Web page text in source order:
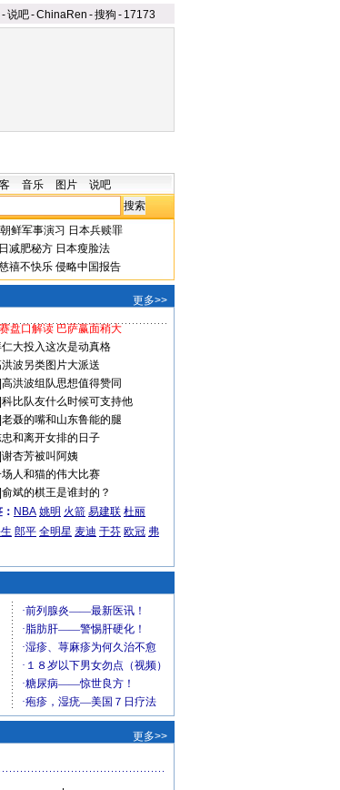
-说吧-ChinaRen -搜狗 - 17173
音乐 图片 说吧
朝鲜军事演习 日本兵赎罪
减肥秘方 日本瘦脸法
禧不快乐 侵略中国报告
更多>>
盘口解读 巴萨赢面稍大
大投入这次是动真格
波另类图片大派送
高洪波组队思想值得赞同
科比队友什么时候可支持他
老聂的嘴和山东鲁能的腿
忠和离开女排的日子
谢杏芳被叫阿姨
人和猫的伟大比赛
俞斌的棋王是谁封的？
NBA 姚明 火箭 易建联 杜丽
郎平 全明星 麦迪 于芬 欧冠 弗
更多>>